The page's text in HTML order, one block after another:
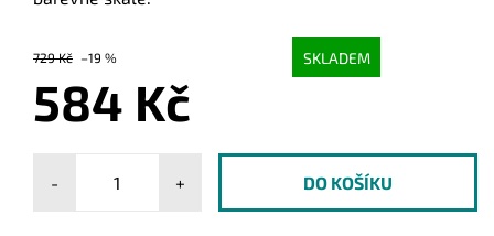
729 Kč –19 % SKLADEM
584 Kč
- +